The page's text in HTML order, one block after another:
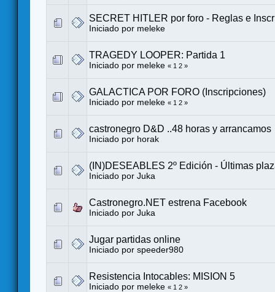
SECRET HITLER por foro - Reglas e
Iniciado por meleke
TRAGEDY LOOPER: Partida 1
Iniciado por meleke « 1 2 »
GALACTICA POR FORO (Inscripciones)
Iniciado por meleke « 1 2 »
castronegro D&D ..48 horas y arrancamos
Iniciado por horak
(IN)DESEABLES 2º Edición - Últimas
Iniciado por Juka
Castronegro.NET estrena Facebook
Iniciado por Juka
Jugar partidas online
Iniciado por speeder980
Resistencia Intocables: MISION 5
Iniciado por meleke « 1 2 »